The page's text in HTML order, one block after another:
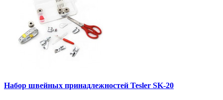
Набор швейных принадлежностей Tesler SK-20